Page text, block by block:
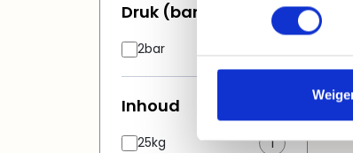
Druk (bar)
2bar
Inhoud
25kg
1